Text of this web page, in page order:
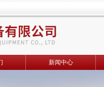
新闻中心